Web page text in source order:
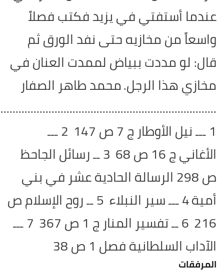
عندما أستفتي في يزيد فكتب فصلاً
واسعاً من مخازيه حتى نفد الورق ثم
قال: لو مددت ببياض لممدت العنان في
مخازي هذا الرجل.محمد طاهر الصفار
1 ـــ نيل الأوطار ج 7 ص 147
2 ـــ
الأغاني ج 16 ص 68
3 ــ رسائل الجاحظ
ص 298 الرسالة الحادية عشر في بني
أمية4 ـــ سير النبلاء
5 ــ روح الإسلام ص
216 6 ــ تفسير المنار ج 1 ص 367
7 ـــ
الآداب السلطانية فصل 1 ص 38
المرفقات